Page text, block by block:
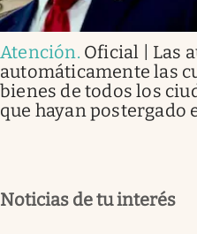
Atención. Oficial | Las
automáticamente las
bienes de todos los
que hayan postergado
Noticias de tu interés